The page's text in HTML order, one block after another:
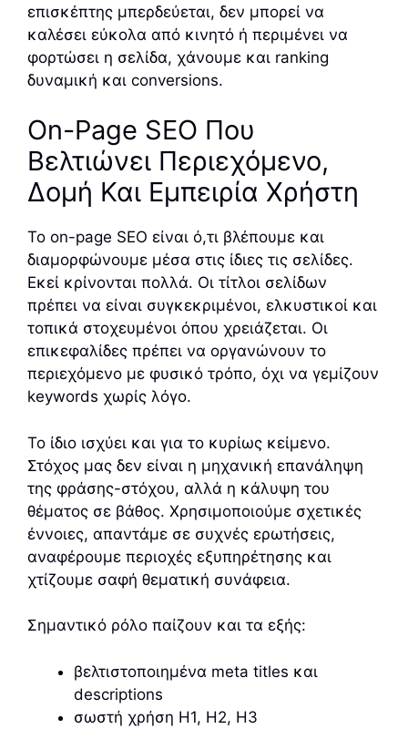
επισκέπτης μπερδεύεται, δεν μπορεί να
καλέσει εύκολα από κινητό ή περιμένει να
φορτώσει η σελίδα, χάνουμε και ranking
δυναμική και conversions.
On-Page SEO Που
Βελτιώνει Περιεχόμενο,
Δομή Και Εμπειρία Χρήστη
Το on-page SEO είναι ό,τι βλέπουμε και
διαμορφώνουμε μέσα στις ίδιες τις σελίδες.
Εκεί κρίνονται πολλά. Οι τίτλοι σελίδων
πρέπει να είναι συγκεκριμένοι, ελκυστικοί και
τοπικά στοχευμένοι όπου χρειάζεται. Οι
επικεφαλίδες πρέπει να οργανώνουν το
περιεχόμενο με φυσικό τρόπο, όχι να γεμίζουν
keywords χωρίς λόγο.
Το ίδιο ισχύει και για το κυρίως κείμενο.
Στόχος μας δεν είναι η μηχανική επανάληψη
της φράσης-στόχου, αλλά η κάλυψη του
θέματος σε βάθος. Χρησιμοποιούμε σχετικές
έννοιες, απαντάμε σε συχνές ερωτήσεις,
αναφέρουμε περιοχές εξυπηρέτησης και
χτίζουμε σαφή θεματική συνάφεια.
Σημαντικό ρόλο παίζουν και τα εξής:
βελτιστοποιημένα meta titles και
descriptions
σωστή χρήση H1, H2, H3